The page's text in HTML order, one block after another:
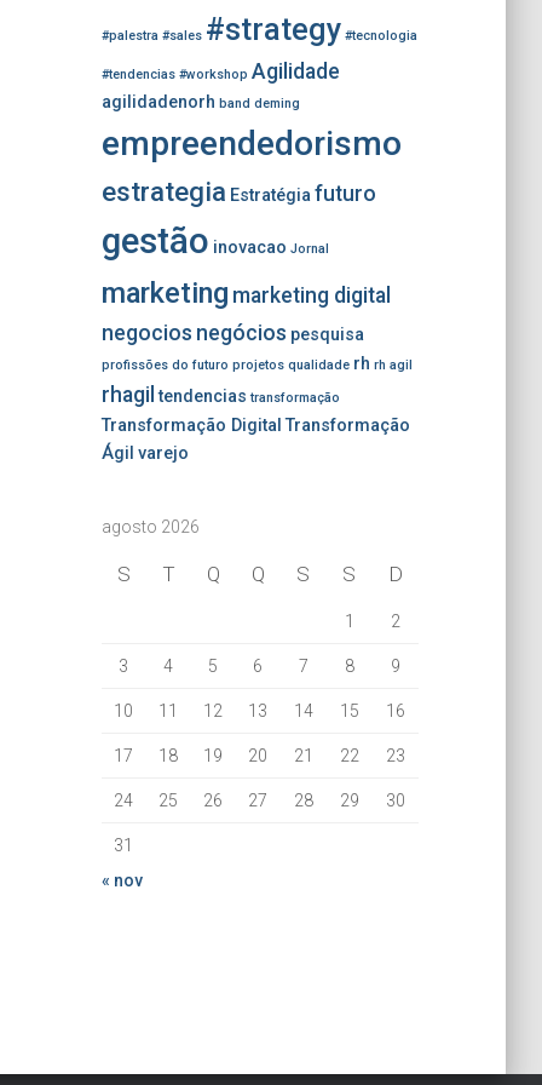
#palestra #sales #strategy #tecnologia
#tendencias #workshop Agilidade
agilidadenorh band deming
empreendedorismo
estrategia Estratégia futuro
gestão inovacao Jornal
marketing marketing digital
negocios negócios pesquisa
profissões do futuro projetos qualidade rh rh agil
rhagil tendencias transformação
Transformação Digital Transformação
Ágil varejo
agosto 2026
S T Q Q S S D
1 2
3 4 5 6 7 8 9
10 11 12 13 14 15 16
17 18 19 20 21 22 23
24 25 26 27 28 29 30
31
« nov